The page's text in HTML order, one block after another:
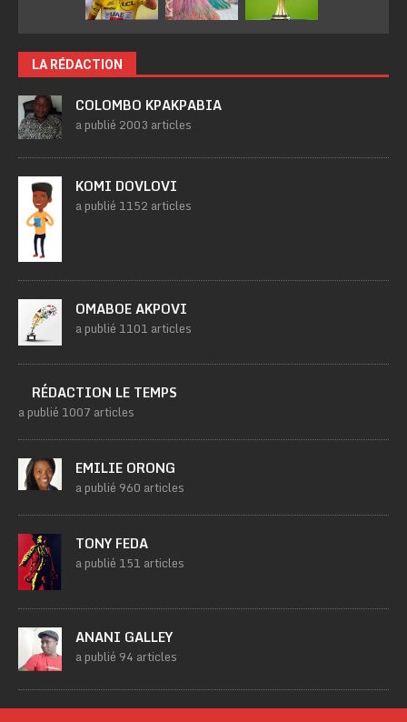
LA RÉDACTION
COLOMBO KPAKPABIA
a publié 2003 articles
KOMI DOVLOVI
a publié 1152 articles
OMABOE AKPOVI
a publié 1101 articles
RÉDACTION LE TEMPS
a publié 1007 articles
EMILIE ORONG
a publié 960 articles
TONY FEDA
a publié 151 articles
ANANI GALLEY
a publié 94 articles